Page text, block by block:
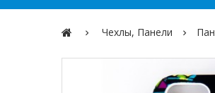
Чехлы, Панели